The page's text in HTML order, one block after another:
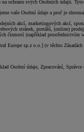
ochranu svých Osobních údajů.
vaše Osobní údaje a proč je
akcí, marketingových akcí,
stránek, portálů, (online)
činností (například
Europe sp.z o.o.] (v těchto Zásadách
Osobní údaje, Zpracování, Správce